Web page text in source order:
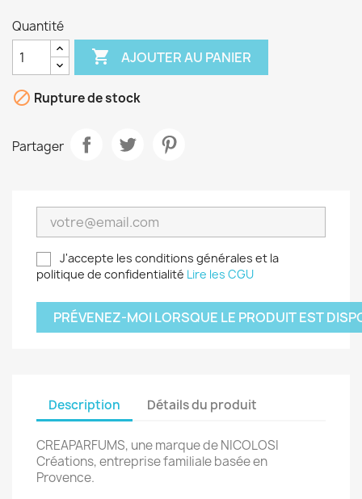
Quantité
 AJOUTER AU PANIER
 Rupture de stock
Partager
J'accepte les conditions générales et la
politique de confidentialité Lire les CGU
PRÉVENEZ-MOI LORSQUE LE PRODUIT EST
Description Détails du produit
CREAPARFUMS, une marque de NICOLOSI
Créations, entreprise familiale basée en
Provence.